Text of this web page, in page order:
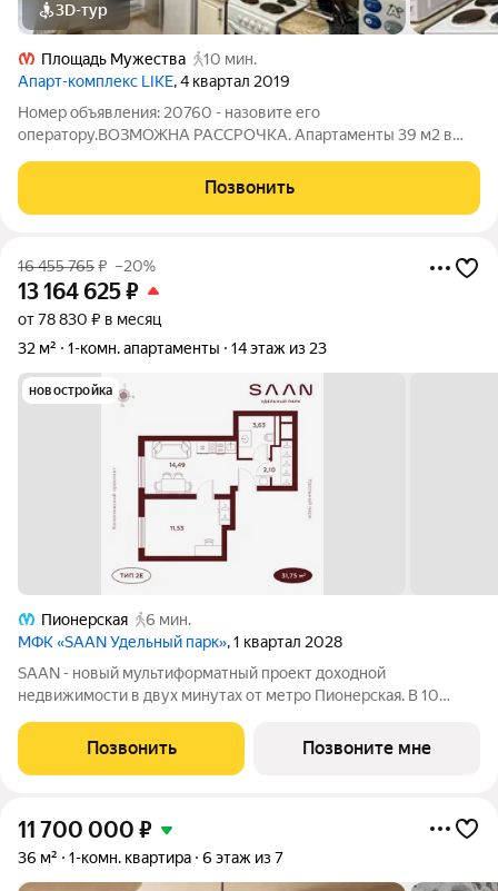
3D-тур
Площадь Мужества
10 мин.
Апарт-комплекс LIKE, 4 квартал 2019
Номер объявления: 20760 - назовите его
оператору.ВОЗМОЖНА РАССРОЧКА. Апартаменты 39 м2 в
Продаются современные апартаменты общей площадью 39 м2
в новом монолитном доме бизнес-класса 2019 года постройки.
Позвонить
16 455 765₽ –20%
13 164 625₽
от 78 830 ₽ в месяц
32 м²
1-комн. апартаменты 14 этаж из 23
новостройка
Пионерская
6 мин.
МФК «SAAN Удельный парк», 1 квартал 2028
SAAN - новый мультиформатный проект доходной
недвижимости в двух минутах от метро Пионерская. В 10
представлены различные варианты: от компактных студий до
просторных резиденций с панорамными
Позвонить Позвоните мне
11 700 000 ₽
36 м² 1-комн. квартира 6 этаж из 7